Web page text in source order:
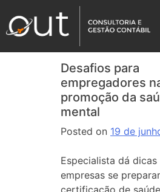
Desafios para
empregadores
promoção da
mental
Posted on 19 de
Especialista dá dicas
empresas se
certificação de